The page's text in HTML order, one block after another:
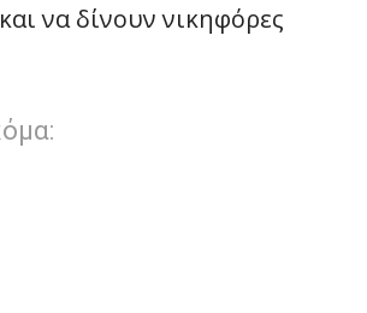
να δίνουν νικηφόρες